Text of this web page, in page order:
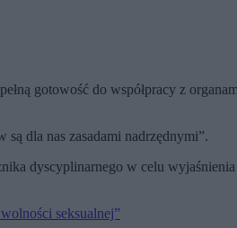
gotowość do współpracy z
dla nas zasadami nadrzędnymi”.
dyscyplinarnego w celu
seksualnej”